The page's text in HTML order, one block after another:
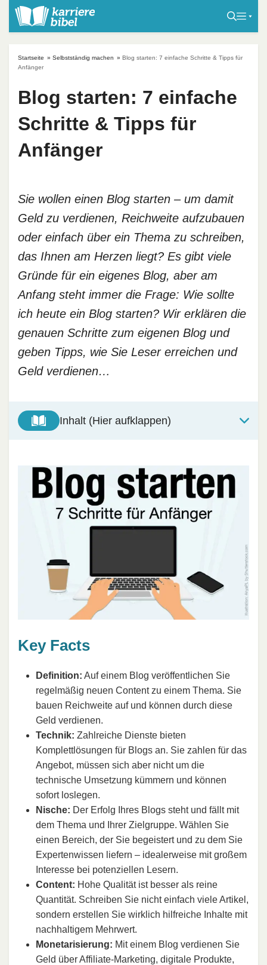
Startseite » Selbstständig machen » Blog starten: 7 einfache Schritte & Tipps für
Anfänger
Blog starten: 7 einfache
Schritte & Tipps für
Anfänger
Sie wollen einen Blog starten – um damit
Geld zu verdienen, Reichweite aufzubauen
oder einfach über ein Thema zu schreiben,
das Ihnen am Herzen liegt? Es gibt viele
Gründe für ein eigenes Blog, aber am
Anfang steht immer die Frage: Wie sollte
ich heute ein Blog starten? Wir erklären die
genauen Schritte zum eigenen Blog und
geben Tipps, wie Sie Leser erreichen und
Geld verdienen…
Inhalt (Hier aufklappen)
Key Facts
Definition: Auf einem Blog veröffentlichen Sie
regelmäßig neuen Content zu einem Thema. Sie
bauen Reichweite auf und können durch diese
Geld verdienen.
Technik: Zahlreiche Dienste bieten
Komplettlösungen für Blogs an. Sie zahlen für das
Angebot, müssen sich aber nicht um die
technische Umsetzung kümmern und können
sofort loslegen.
Nische: Der Erfolg Ihres Blogs steht und fällt mit
dem Thema und Ihrer Zielgruppe. Wählen Sie
einen Bereich, der Sie begeistert und zu dem Sie
Expertenwissen liefern – idealerweise mit großem
Interesse bei potenziellen Lesern.
Content: Hohe Qualität ist besser als reine
Quantität. Schreiben Sie nicht einfach viele Artikel,
sondern erstellen Sie wirklich hilfreiche Inhalte mit
nachhaltigem Mehrwert.
Monetarisierung: Mit einem Blog verdienen Sie
Geld über Affiliate-Marketing, digitale Produkte,